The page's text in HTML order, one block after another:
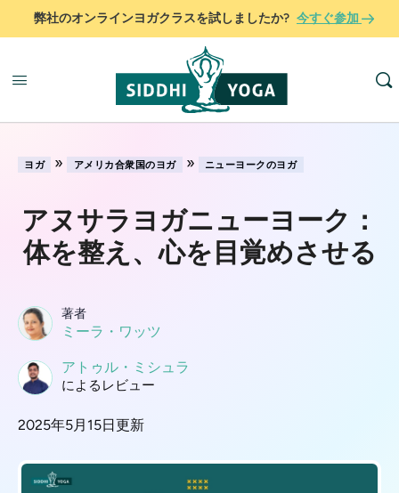
弊社のオンラインヨガクラスを試しましたか? 今すぐ参加
ヨガ » アメリカ合衆国のヨガ » ニューヨークのヨガ
アヌサラヨガニューヨーク：
体を整え、心を目覚めさせる
著者
ミーラ・ワッツ
アトゥル・ミシュラ
によるレビュー
2025年5月15日更新